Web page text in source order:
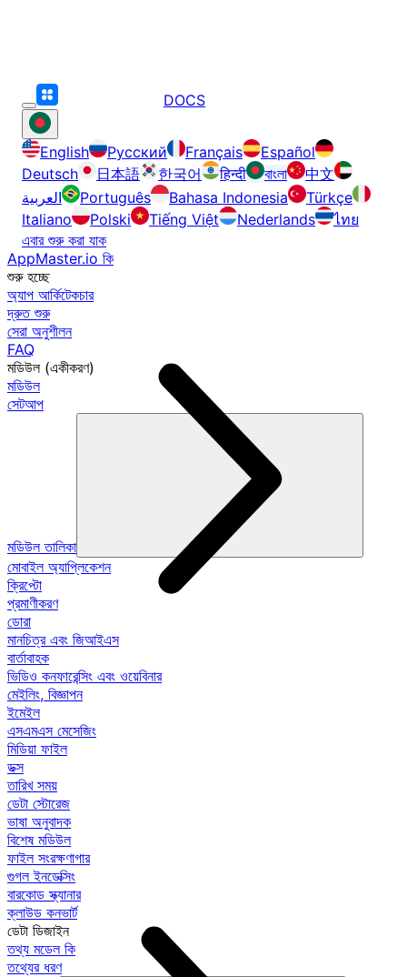
DOCS
English Русский Français
Español
Deutsch
日本語 한국어 हिन्दी বাংলা
中文
العربية
Português Bahasa Indonesia
Türkçe
Italiano
Polski Tiếng Việt Nederlands
ไทย
এবার শুরু করা যাক
AppMaster.io কি
শুরু হচ্ছে
অ্যাপ আর্কিটেকচার
দ্রুত শুরু
সেরা অনুশীলন
FAQ
মডিউল (একীকরণ)
মডিউল
সেটআপ
মডিউল তালিকা
মোবাইল অ্যাপ্লিকেশন
ক্রিপ্টো
প্রমাণীকরণ
ডোরা
মানচিত্র এবং জিআইএস
বার্তাবাহক
ভিডিও কনফারেন্সিং এবং ওয়েবিনার
মেইলিং, বিজ্ঞাপন
ইমেইল
এসএমএস মেসেজিং
মিডিয়া ফাইল
ডক্স
তারিখ সময়
ডেটা স্টোরেজ
ভাষা অনুবাদক
বিশেষ মডিউল
ফাইল সংরক্ষণাগার
গুগল ইনডেক্সিং
বারকোড স্ক্যানার
ক্লাউড কনভার্ট
ডেটা ডিজাইন
তথ্য মডেল কি
তথ্যের ধরণ